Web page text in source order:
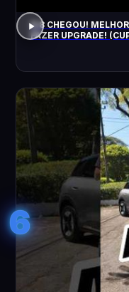
8.8 CHEGOU!
FAZER UPGRADE!
6